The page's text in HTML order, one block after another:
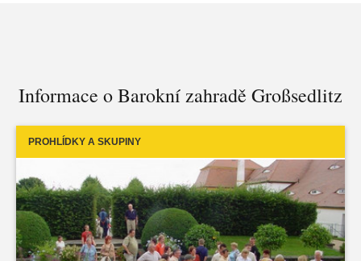
Informace o Barokní zahradě Großsedlitz
PROHLÍDKY A SKUPINY